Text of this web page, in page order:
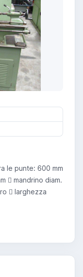
le punte: 600 mm
 mandrino diam.
 larghezza